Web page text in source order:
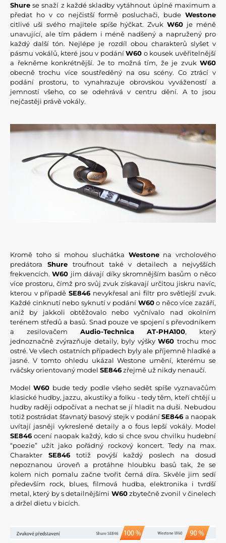
Shure se snaží z každé skladby vytáhnout úplné maximum a
předat ho v co nejčistší formě posluchači, bude Westone
citlivé uši svého majitele spíše hýčkat. ZvukW60 je méně
unavující, ale tím pádem i méně nadšený a napružený pro
každý další tón. Nejlépe je rozdíl obou charakterů slyšet v
pásmu vokálů, které jsou v podáníW60 o kousek uvěřitelnější
a řekněme konkrétnější. Je to možná tím, že je zvuk W60
obecně trochu více soustředěný na osu scény. Co ztrácí v
podání prostoru, to vynahrazuje obrovskou vyvážeností a
jemností všeho, co se odehrává v centru dění. A to jsou
nejčastěji právě vokály.
Kromě toho si mohou sluchátka Westonena vrcholového
predátora Shuretroufnout také v detailech a nejvyšších
frekvencích.W60 jim dávají díky skromnějším basům o něco
více prostoru, čímž pro svůj zvuk získavají určitou jiskru navíc,
kterou v případě SE846 nevykřesal ani filtr pro světlejší zvuk.
Každé cinknutí nebo syknutí v podání W60o něco více zazáří,
aniž by jakkoli obtěžovalo nebo vyčnívalo nad okolním
terénem středů a basů. Snad pouze ve spojení s převodníkem
a zesilovačem Audio-Technica AT-PHA100, který
jednoznačně zvýrazňuje detaily, byly výškyW60 trochu moc
ostré. Ve všech ostatních případech byly ale příjemně hladké a
jasné. V tomto ohledu ukázal Westone umění, kterému se
rváčsky orientovaný model SE846zřejmě už nikdy nenaučí.
ModelW60 bude tedy podle všeho sedět spíše vyznavačům
klasické hudby, jazzu, akustiky a folku - tedy těm, kteří chtějí u
hudby raději odpočívat a nechat se jí hladit na duši. Nebudou
totiž postrádat šťavnatý basový stejk v podáníSE846 a naopak
uvítají jasněji vykreslené detaily a o fous lepší vokály. Model
SE846 ocení naopak každý, kdo si chce svou chvilku hudební
“poezie” užít jako pořádný rockový koncert. Tedy na max.
Charakter SE846totiž povýší každý poslech na dosud
nepoznanou úroveň a protáhne hloubku basů tak, že se
kolem nich pomalu začne tvořit černá díra. Skvěle jim sedí
především rock, blues, filmová hudba, elektronika i tvrdší
metal, který by s detailnějšími W60zbytečně zvonil v činelech
a držel dietu v bicích.